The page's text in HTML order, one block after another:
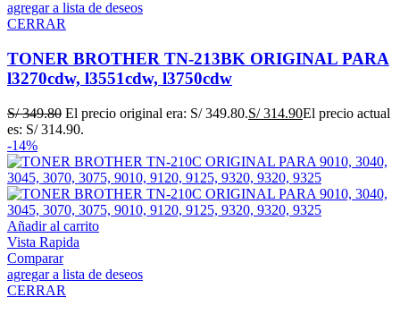
agregar a lista de deseos
CERRAR
TONER BROTHER TN-213BK ORIGINAL PARA
l3270cdw, l3551cdw, l3750cdw
S/349.80 El precio original era: S/ 349.80.S/314.90El precio actual
es: S/ 314.90.
-14%
Añadir al carrito
Vista Rapida
Comparar
agregar a lista de deseos
CERRAR